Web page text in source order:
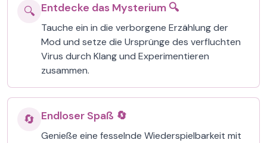
🔍 Entdecke das Mysterium 🔍
Tauche ein in die verborgene Erzählung der
Mod und setze die Ursprünge des verfluchten
Virus durch Klang und Experimentieren
zusammen.
🔄 Endloser Spaß 🔄
Genieße eine fesselnde Wiederspielbarkeit mit